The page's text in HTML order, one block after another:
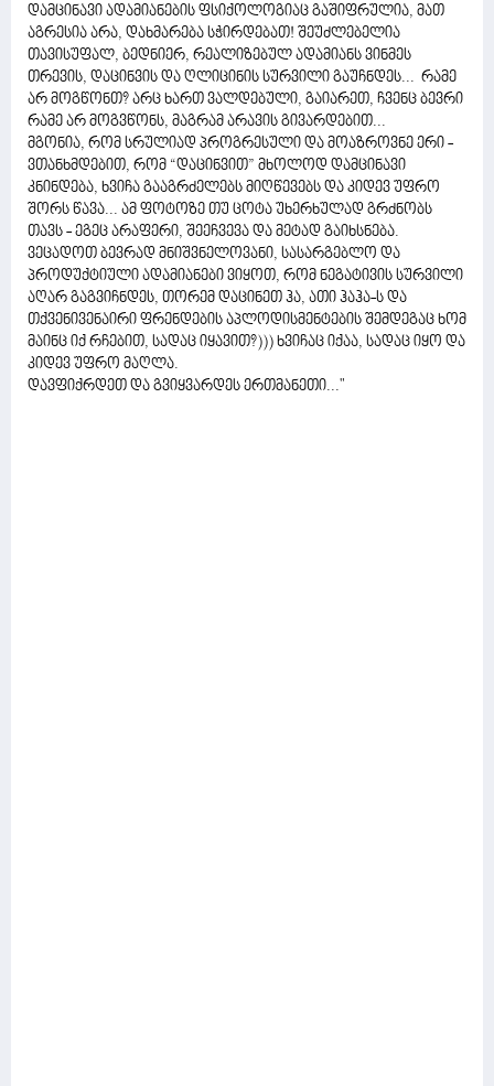
დამცინავი ადამიანების ფსიქოლოგიაც გაშიფრულია, მათ
აგრესია არა, დახმარება სჭირდებათ! შეუძლებელია
თავისუფალ, ბედნიერ, რეალიზებულ ადამიანს ვინმეს
თრევის, დაცინვის და ღლიცინის სურვილი გაუჩნდეს... რამე
არ მოგწონთ? არც ხართ ვალდებული, გაიარეთ, ჩვენც ბევრი
რამე არ მოგვწონს, მაგრამ არავის გივარდებით...
მგონია, რომ სრულიად პროგრესული და მოაზროვნე ერი -
ვთანხმდებით, რომ “დაცინვით” მხოლოდ დამცინავი
კნინდება, ხვიჩა გააგრძელებს მიღწევებს და კიდევ უფრო
შორს წავა... ამ ფოტოზე თუ ცოტა უხერხულად გრძნობს
თავს - ეგეც არაფერი, შეეჩვევა და მეტად გაიხსნება.
ვეცადოთ ბევრად მნიშვნელოვანი, სასარგებლო და
პროდუქტიული ადამიანები ვიყოთ, რომ ნეგატივის სურვილი
აღარ გაგვიჩნდეს, თორემ დაცინეთ ჰა, ათი ჰაჰა-ს და
თქვენივენაირი ფრენდების აპლოდისმენტების შემდეგაც ხომ
მაინც იქ რჩებით, სადაც იყავით?))) ხვიჩაც იქაა, სადაც იყო და
კიდევ უფრო მაღლა.
დავფიქრდეთ და გვიყვარდეს ერთმანეთი..."